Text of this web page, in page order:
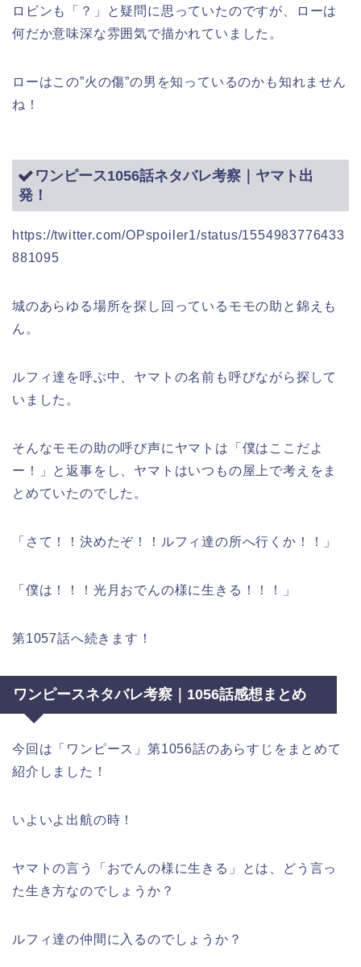
ロビンも「？」と疑問に思っていたのですが、ローは
何だか意味深な雰囲気で描かれていました。
ローはこの”火の傷”の男を知っているのかも知れません
ね！
ワンピース1056話ネタバレ考察｜ヤマト出
発！
https://twitter.com/OPspoiler1/status/1554983776433
881095
城のあらゆる場所を探し回っているモモの助と錦えも
ん。
ルフィ達を呼ぶ中、ヤマトの名前も呼びながら探して
いました。
そんなモモの助の呼び声にヤマトは「僕はここだよ
ー！」と返事をし、ヤマトはいつもの屋上で考えをま
とめていたのでした。
「さて！！決めたぞ！！ルフィ達の所へ行くか！！」
「僕は！！！光月おでんの様に生きる！！！」
第1057話へ続きます！
ワンピースネタバレ考察｜1056話感想まとめ
今回は「ワンピース」第1056話のあらすじをまとめて
紹介しました！
いよいよ出航の時！
ヤマトの言う「おでんの様に生きる」とは、どう言っ
た生き方なのでしょうか？
ルフィ達の仲間に入るのでしょうか？